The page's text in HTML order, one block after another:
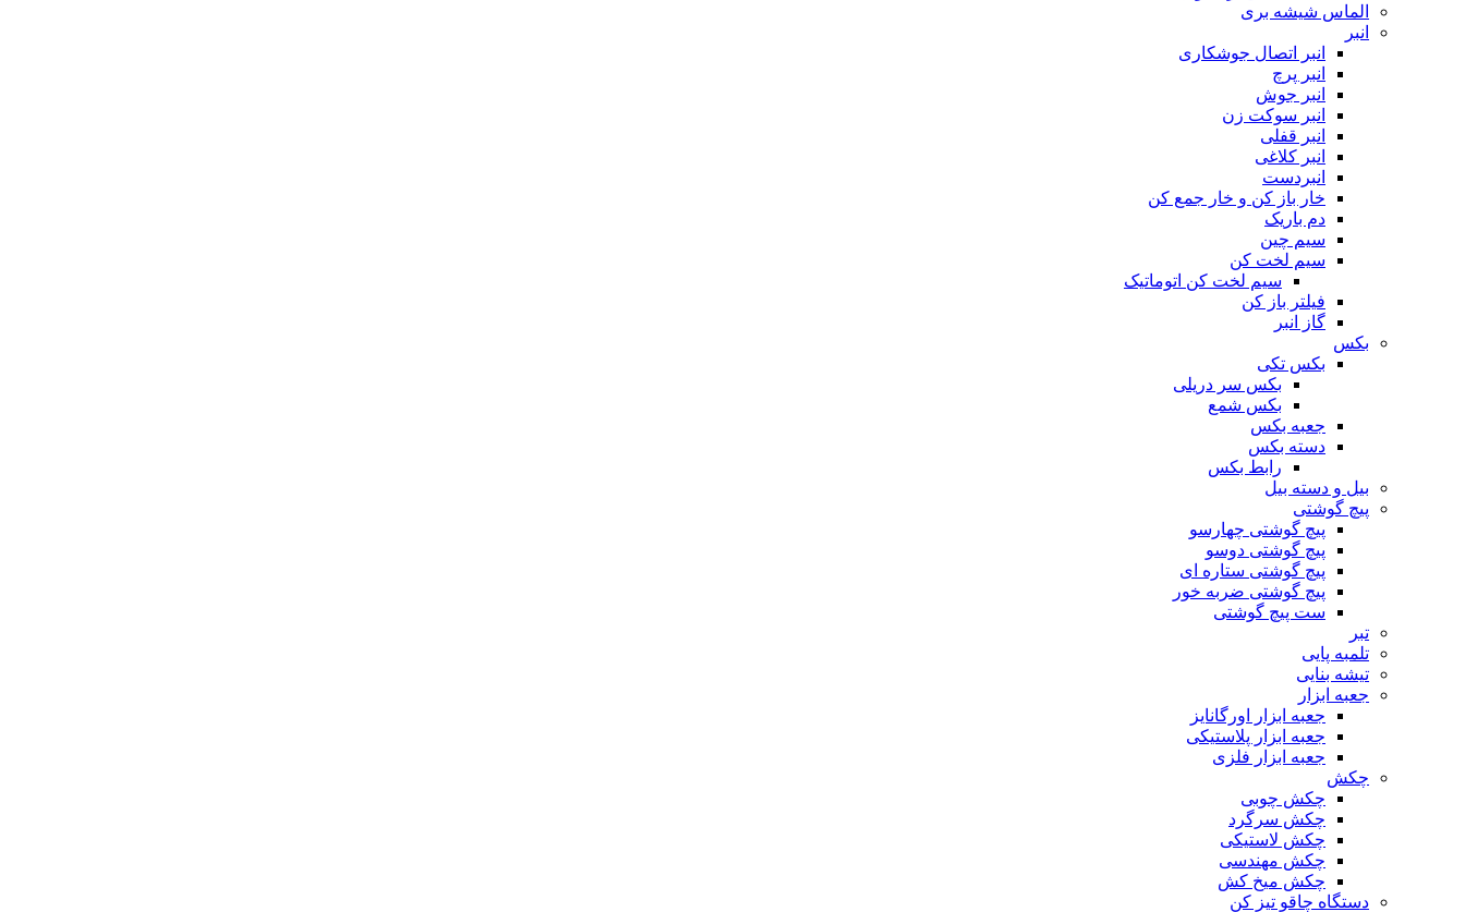
الماس شیشه بری
انبر
انبر اتصال جوشکاری
انبر پرچ
انبر جوش
انبر سوکت زن
انبر قفلی
انبر کلاغی
انبردست
خار باز کن و خار جمع کن
دم باریک
سیم چین
سیم لخت کن
سیم لخت کن اتوماتیک
فیلتر باز کن
گاز انبر
بکس
بکس تکی
بکس سر دریلی
بکس شمع
جعبه بکس
دسته بکس
رابط بکس
بیل و دسته بیل
پیچ گوشتی
پیچ گوشتی چهارسو
پیچ گوشتی دوسو
پیچ گوشتی ستاره‌ ای
پیچ گوشتی ضربه خور
ست پیچ گوشتی
تبر
تلمبه پایی
تیشه بنایی
جعبه ابزار
جعبه ابزار اورگانایز
جعبه ابزار پلاستیکی
جعبه ابزار فلزی
چکش
چکش چوبی
چکش سرگرد
چکش لاستیکی
چکش مهندسی
چکش میخ کش
دستگاه چاقو تیز کن